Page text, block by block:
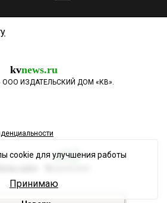
kvnews.ru
ООО ИЗДАТЕЛЬСКИЙ ДОМ «КВ».
сайта
cookie для улучшения работы
Принимаю